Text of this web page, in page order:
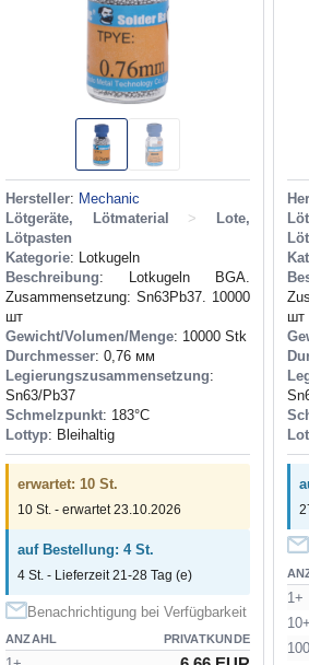
Hersteller: Mechanic
Lötgeräte, Lötmaterial
>
Lote,
Lötpasten
Kategorie: Lotkugeln
Beschreibung: Lotkugeln BGA.
Zusammensetzung: Sn63Pb37. 10000
шт
Gewicht/Volumen/Menge: 10000 Stk
Durchmesser: 0,76 мм
Legierungszusammensetzung:
Sn63/Pb37
Schmelzpunkt: 183°С
Lottyp: Bleihaltig
erwartet: 10 St.
10 St. - erwartet 23.10.2026
auf Bestellung: 4 St.
4 St. - Lieferzeit 21-28 Tag (e)
Benachrichtigung bei Verfügbarkeit
ANZAHL PRIVATKUNDE
шт
1+
10+